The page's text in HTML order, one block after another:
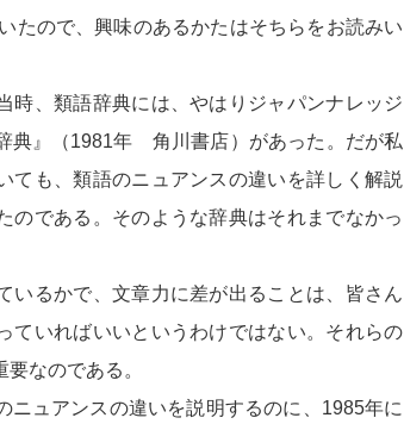
たので、興味のあるかたはそちらをお読みい
、類語辞典には、やはりジャパンナレッジ
典』
（1981年 角川書店）があった。だが私
ても、類語のニュアンスの違いを詳しく解説
のである。そのような辞典はそれまでなかっ
るかで、文章力に差が出ることは、皆さん
ていればいいというわけではない。それらの
なのである。
ュアンスの違いを説明するのに、1985年に